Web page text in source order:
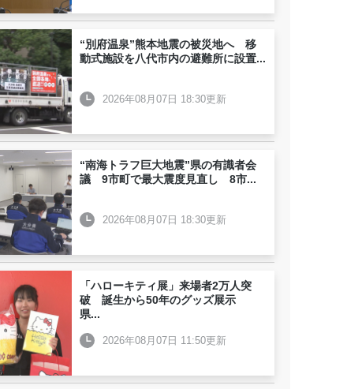
“別府温泉”熊本地震の被災地へ 移
動式施設を八代市内の避難所に設置...
2026年08月07日 18:30更新
“南海トラフ巨大地震”県の有識者会
議 9市町で最大震度見直し 8市...
2026年08月07日 18:30更新
「ハローキティ展」来場者2万人突
破 誕生から50年のグッズ展示
県...
2026年08月07日 11:50更新